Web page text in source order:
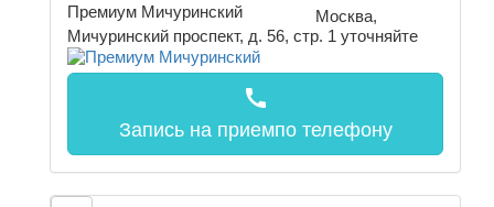
Премиум Мичуринский
Москва,
Мичуринский проспект, д. 56, стр. 1 уточняйте
call
Запись на приемпо телефону